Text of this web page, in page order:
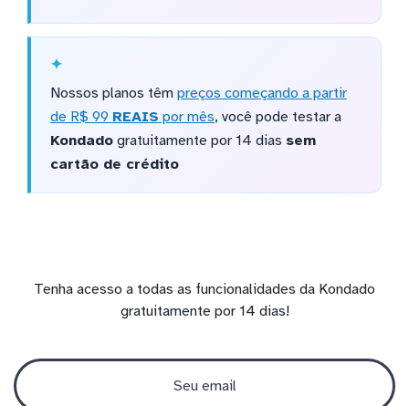
Nossos planos têm preços começando a partir
de R$ 99 REAIS por mês, você pode testar a
Kondadogratuitamente por 14 dias sem
cartão de crédito
Tenha acesso a todas as funcionalidades da Kondado
gratuitamente por 14 dias!